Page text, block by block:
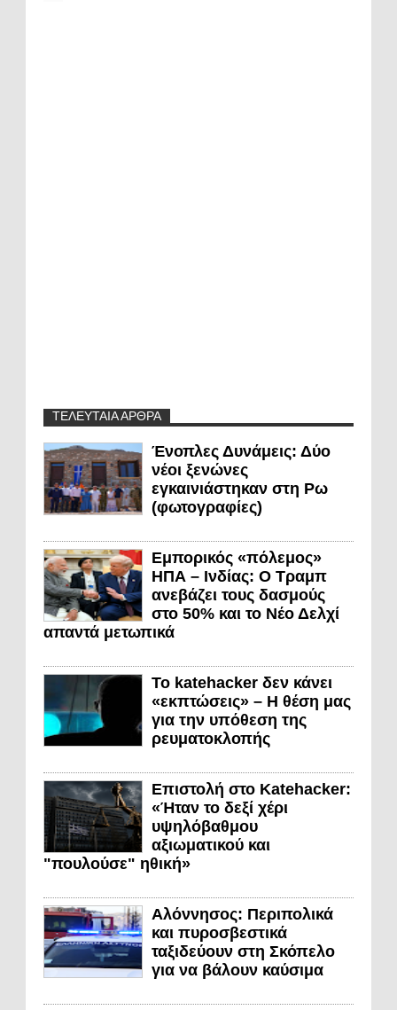
ΤΕΛΕΥΤΑΙΑ ΑΡΘΡΑ
Ένοπλες Δυνάμεις: Δύο
νέοι ξενώνες
εγκαινιάστηκαν στη Ρω
(φωτογραφίες)
Εμπορικός «πόλεμος»
ΗΠΑ – Ινδίας: Ο Τραμπ
ανεβάζει τους δασμούς
στο 50% και το Νέο Δελχί
απαντά μετωπικά
Το katehacker δεν κάνει
«εκπτώσεις» – Η θέση μας
για την υπόθεση της
ρευματοκλοπής
Επιστολή στο Katehacker:
«Ήταν το δεξί χέρι
υψηλόβαθμου
αξιωματικού και
"πουλούσε" ηθική»
Αλόννησος: Περιπολικά
και πυροσβεστικά
ταξιδεύουν στη Σκόπελο
για να βάλουν καύσιμα